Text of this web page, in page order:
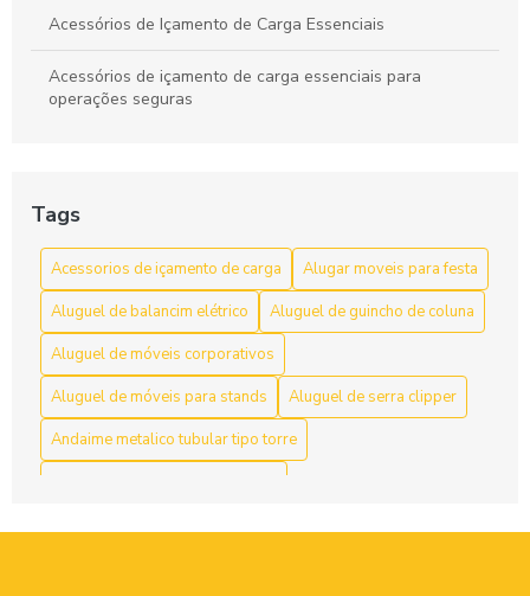
Acessórios de Içamento de Carga Essenciais
Acessórios de içamento de carga essenciais para
operações seguras
Acessórios de Içamento de Carga: Guia Completo
Acessórios de Içamento de Carga: Guia Completo para
Escolher o Ideal
Acessórios de içamento de carga: segurança e resistência
Acessórios de Içamento de Carga: Tudo Que Você Precisa
Saber
Acessórios para Içamento de Carga: Guia Essencial para
Tags
Acessorios de içamento de carga
Alugar moveis para festa
Aluguel de balancim elétrico
Aluguel de guincho de coluna
Aluguel de móveis corporativos
Aluguel de móveis para stands
Aluguel de serra clipper
Andaime metalico tubular tipo torre